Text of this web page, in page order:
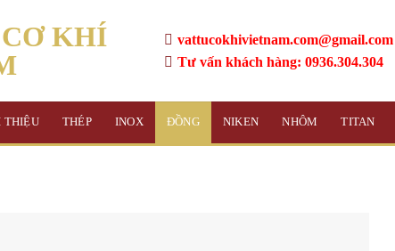
vattucokhivietnam.com@gmail.com
Tư vấn khách hàng: 0936.304.304
THIỆU THÉP INOX ĐỒNG NIKEN NHÔM TITAN